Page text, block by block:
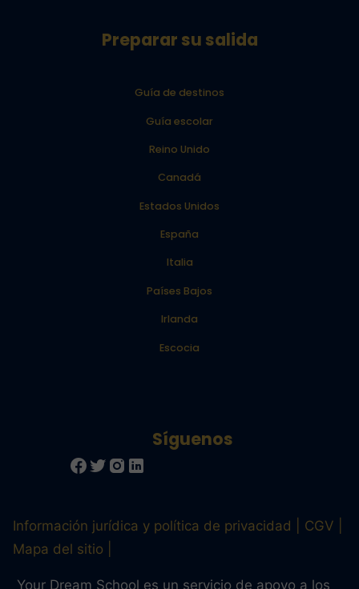
Preparar su salida
Guía de destinos
Guía escolar
Reino Unido
Canadá
Estados Unidos
España
Italia
Países Bajos
Irlanda
Escocia
Información jurídica y política de privacidad
CGV
Mapa del sitio
Your Dream School es un servicio de apoyo a los